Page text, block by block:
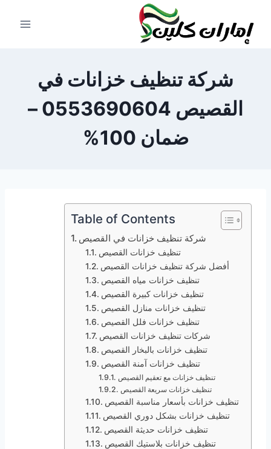
المحتوى
شركة تنظيف خزانات في
القصيص 0553690604 –
ضمان 100%
Table of Contents
شركة تنظيف خزانات في القصيص
تنظيف خزانات القصيص
أفضل شركة تنظيف خزانات القصيص
تنظيف خزانات مياه القصيص
تنظيف خزانات كبيرة القصيص
تنظيف خزانات منازل القصيص
تنظيف خزانات فلل القصيص
شركات تنظيف خزانات القصيص
تنظيف خزانات بالبخار القصيص
تنظيف خزانات آمنة القصيص
تنظيف خزانات مع تعقيم القصيص
تنظيف خزانات سريعة القصيص
تنظيف خزانات بأسعار مناسبة القصيص
تنظيف خزانات بشكل دوري القصيص
تنظيف خزانات حديثة القصيص
تنظيف خزانات بلاستيك القصيص